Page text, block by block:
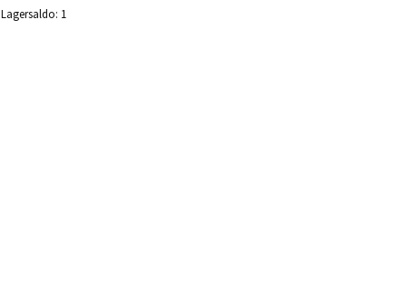
Lagersaldo: 1